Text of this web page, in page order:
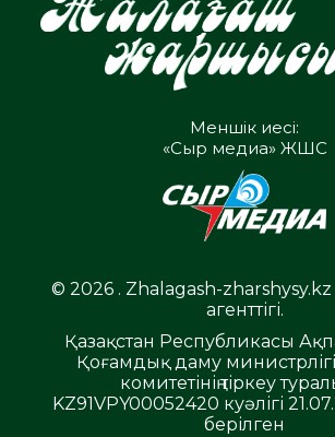
Меншік иесі:
«Сыр медиа» ЖШС
© 2026 . Zhalagash-zharshysy.kz
агенттігі.
Қазақстан Республикасы
Қоғамдық даму
комитетінің тіркеу
KZ91VPY00052420 куәлігі
берілген